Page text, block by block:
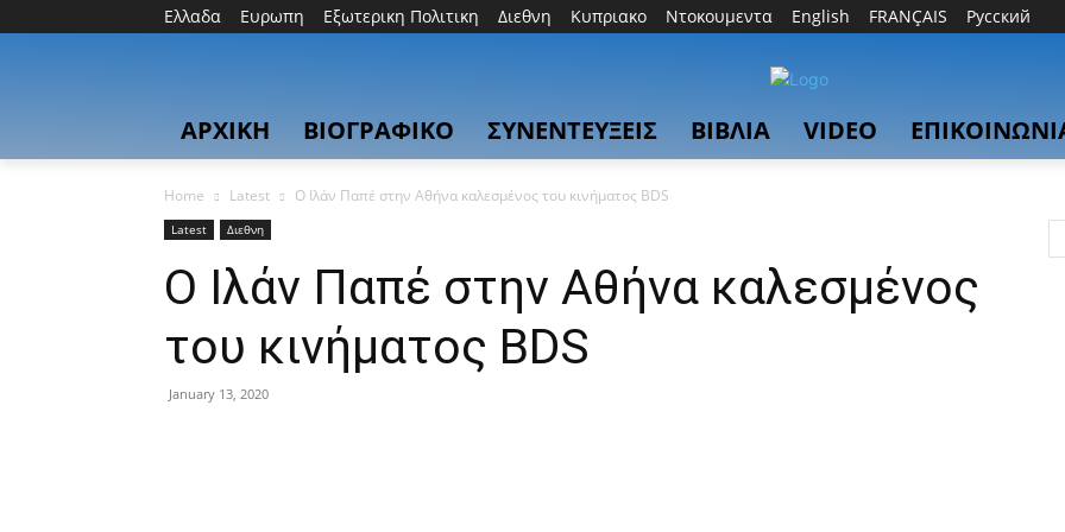
Ελλαδα Ευρωπη Εξωτερικη Πολιτικη Διεθνη Κυπριακο Ντοκουμεντα English FRANÇAIS Русский
ΑΡΧΙΚΗ ΒΙΟΓΡΑΦΙΚΟ ΣΥΝΕΝΤΕΥΞΕΙΣ ΒΙΒΛΙΑ VIDEO
Home Latest O Ιλάν Παπέ στην Αθήνα καλεσμένος του κινήματος BDS
Latest Διεθνη
O Ιλάν Παπέ στην Αθήνα καλεσμένος
του κινήματος BDS
January 13, 2020